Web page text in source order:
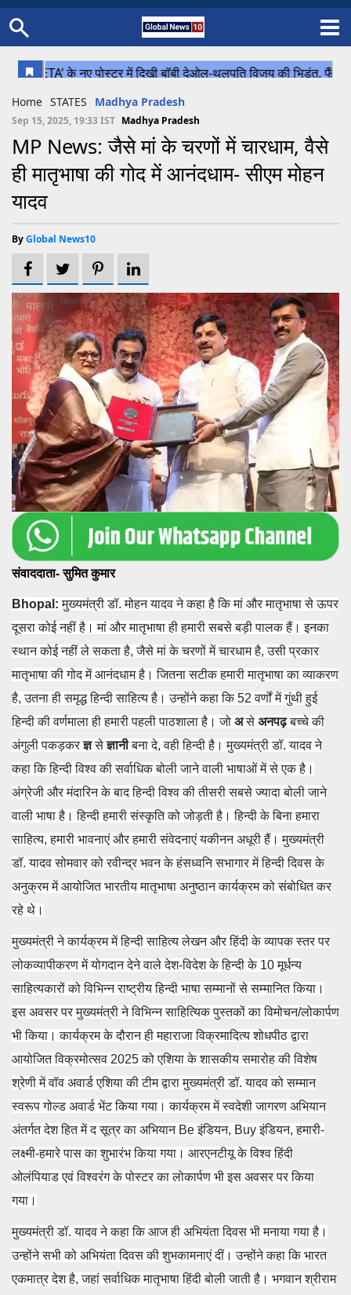
Uttar Pradesh
Chhattisgarh
Bihar
Uttrakhand
Cricket
Football
Home STATES Madhya Pradesh
Sep 15, 2025, 19:33 IST Madhya Pradesh
MP News: जैसे मां के चरणों में चारधाम, वैसे
ही मातृभाषा की गोद में आनंदधाम- सीएम मोहन
यादव
ByGlobal News10
संवाददाता- सुमित कुमार
Bhopal:मुख्यमंत्री डॉ. मोहन यादव ने कहा है कि मां और मातृभाषा से ऊपर
दूसरा कोई नहीं है। मां और मातृभाषा ही हमारी सबसे बड़ी पालक हैं। इनका
स्थान कोई नहीं ले सकता है, जैसे मां के चरणों में चारधाम है, उसी प्रकार
मातृभाषा की गोद में आनंदधाम है। जितना सटीक हमारी मातृभाषा का व्याकरण
है, उतना ही समृद्ध हिन्दी साहित्य है। उन्होंने कहा कि 52 वर्णों में गुंथी हुई
हिन्दी की वर्णमाला ही हमारी पहली पाठशाला है। जो असे अनपढ़बच्चे की
अंगुली पकड़करज्ञसेज्ञानीबना दे, वही हिन्दी है। मुख्यमंत्री डॉ. यादव ने
कहा कि हिन्दी विश्व की सर्वाधिक बोली जाने वाली भाषाओं में से एक है।
अंग्रेजी और मंदारिन के बाद हिन्दी विश्व की तीसरी सबसे ज्यादा बोली जाने
वाली भाषा है। हिन्दी हमारी संस्कृति को जोड़ती है। हिन्दी के बिना हमारा
साहित्य, हमारी भावनाएं और हमारी संवेदनाएं यकीनन अधूरी हैं। मुख्यमंत्री
डॉ. यादव सोमवार को रवीन्द्र भवन के हंसध्‍वनि सभागार में हिन्दी दिवस के
अनुक्रम में आयोजित भारतीय मातृभाषा अनुष्ठान कार्यक्रम को संबोधित कर
रहे थे।
मुख्यमंत्री ने कार्यक्रम में हिन्दी साहित्य लेखन और हिंदी के व्यापक स्तर पर
लोकव्यापीकरण में योगदान देने वाले देश-विदेश के हिन्दी के 10 मूर्धन्य
साहित्यकारों को विभिन्न राष्ट्रीय हिन्दी भाषा सम्मानों से सम्मानित किया।
इस अवसर पर मुख्यमंत्री ने विभिन्न साहित्यिक पुस्तकों का विमोचन/लोकार्पण
भी किया। कार्यक्रम के दौरान ही महाराजा विक्रमादित्‍य शोधपीठ द्वारा
आयोजित विक्रमोत्‍सव 2025 को एशिया के शासकीय समारोह की विशेष
श्रेणी में वॉव अवार्ड एशिया की टीम द्वारा मुख्‍यमंत्री डॉ. यादव को सम्‍मान
स्वरूप गोल्‍ड अवार्ड भेंट किया गया। कार्यक्रम में स्‍वदेशी जागरण अभियान
अंतर्गत देश हित में द सूत्र का अभियान Be इंडियन, Buy इंडियन, हमारी-
लक्ष्‍मी-हमारे पास का शुभारंभ किया गया। आरएनटीयू के विश्व हिंदी
ओलंपियाड एवं विश्वरंग के पोस्टर का लोकार्पण भी इस अवसर पर किया
गया।
मुख्‍यमंत्री डॉ. यादव ने कहा कि आज ही अभियंता दिवस भी मनाया गया है।
उन्होंने सभी को अभियंता दिवस की शुभकामनाएं दीं। उन्होंने कहा कि भारत
एकमात्र देश है, जहां सर्वाधिक मातृभाषा हिंदी बोली जाती है। भगवान श्रीराम